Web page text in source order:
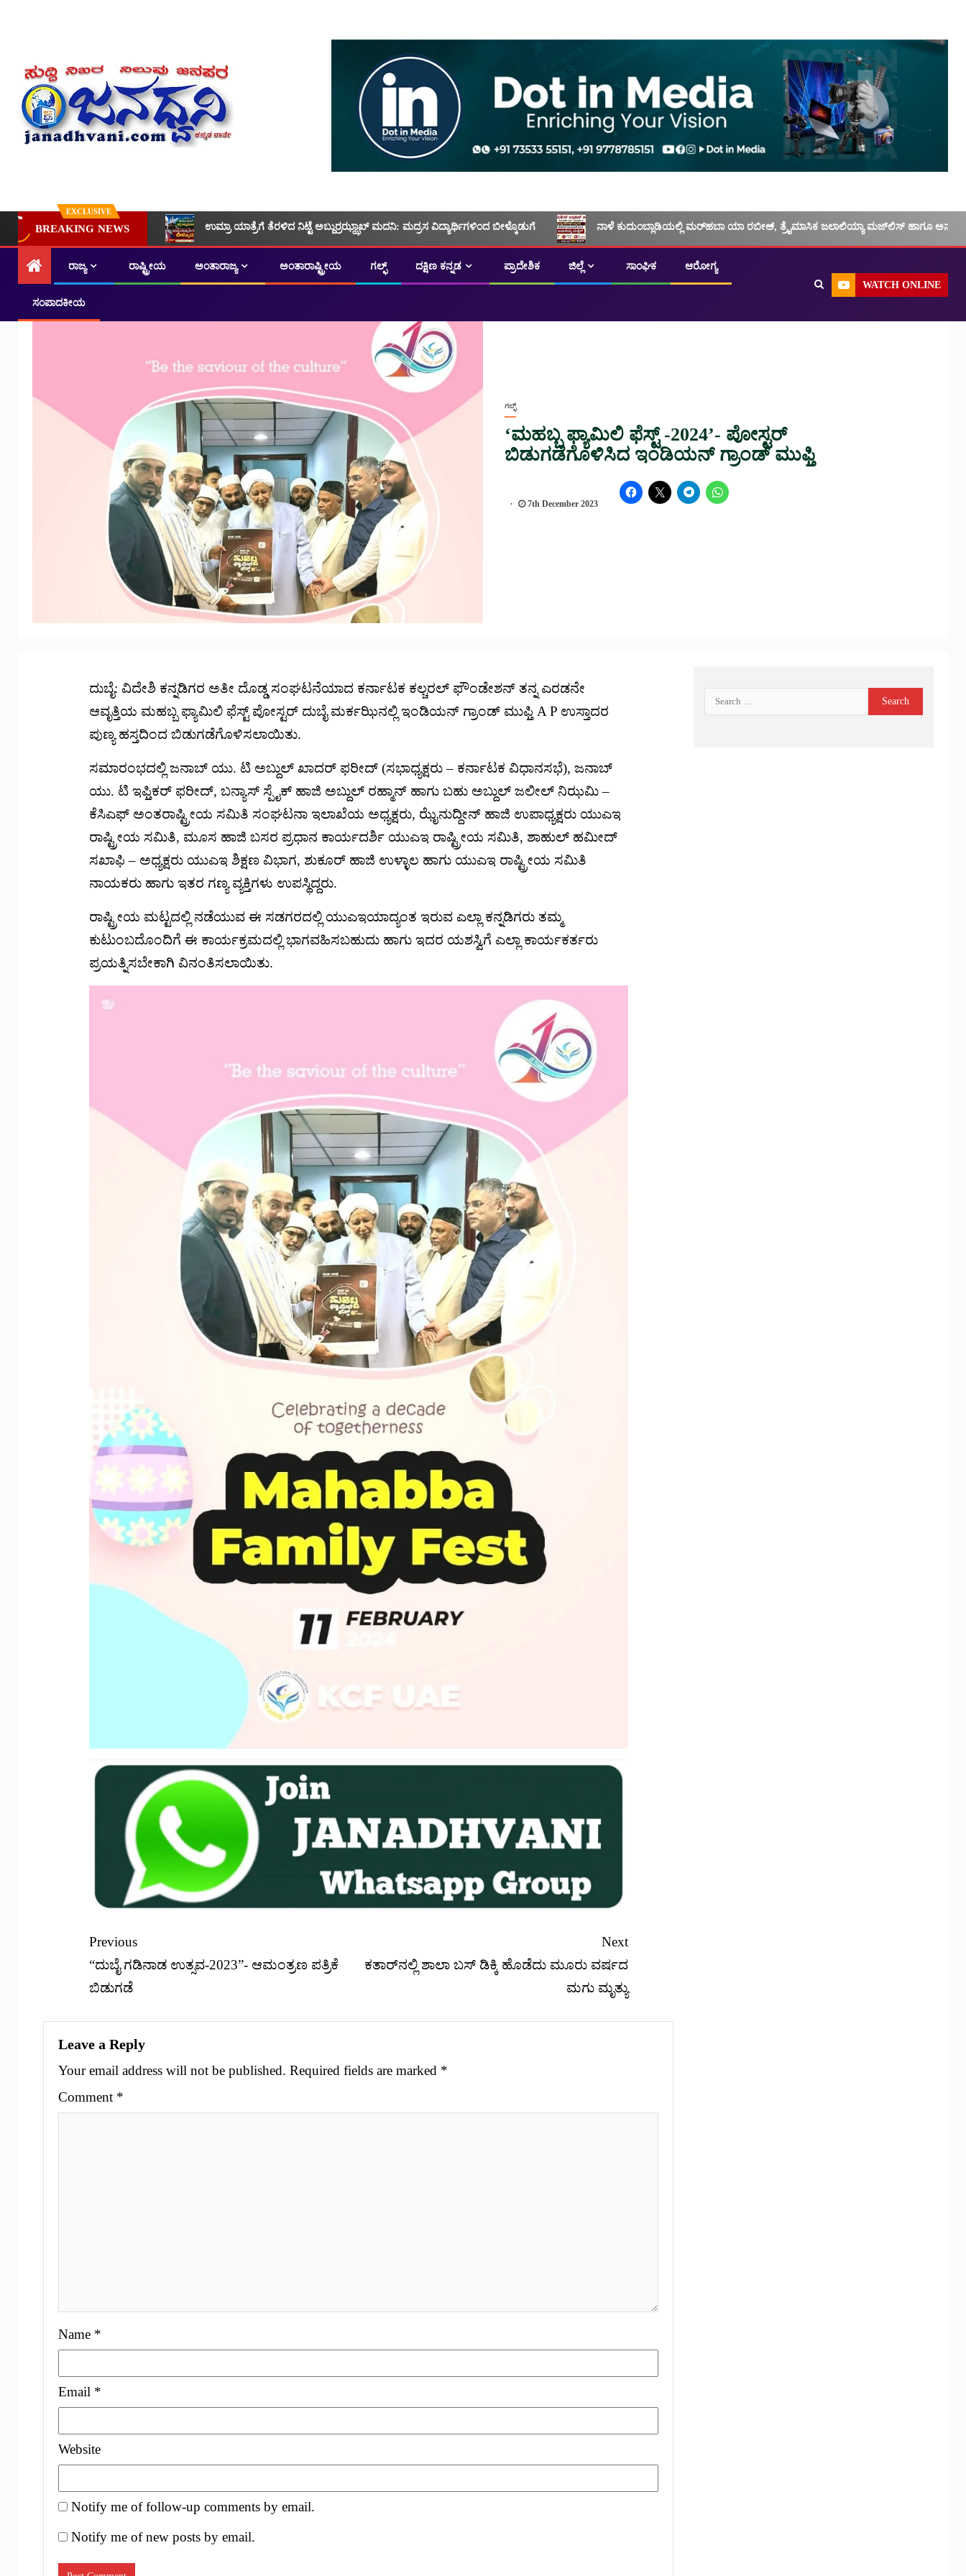
EXCLUSIVE
BREAKING NEWS ಉಮ್ರಾ ಯಾತ್ರೆಗೆ ತೆರಳಿದ ನಿಟ್ಟೆ ಅಬ್ದುರ್ರಝ್ಝಾಖ್ ಮದನಿ: ಮದ್ರಸ ವಿದ್ಯಾರ್ಥಿಗಳಿಂದ ಬೀಳ್ಕೊಡುಗೆ ನಾಳೆ ಕುದುಂಬ್ಲಾಡಿಯಲ್ಲಿ ಮರ್‌‌ಹಬಾ ಯಾ ರಬೀಅ್, ತ್ರೈಮಾಸಿಕ ಜಲಾಲಿಯ್ಯಾ ಮಜ್‌‌ಲಿಸ್‌‌ ಹಾಗೂ
ರಾಜ್ಯ ರಾಷ್ಟ್ರೀಯ ಅಂತಾರಾಜ್ಯ ಅಂತಾರಾಷ್ಟ್ರೀಯ ಗಲ್ಫ್ ದಕ್ಷಿಣ ಕನ್ನಡ ಪ್ರಾದೇಶಿಕ ಜಿಲ್ಲೆ ಸಾಂಘಿಕ ಆರೋಗ್ಯ
ಸಂಪಾದಕೀಯ
WATCH ONLINE
ಗಲ್ಫ್
‘ಮಹಬ್ಬ ಫ್ಯಾಮಿಲಿ ಫೆಸ್ಟ್ -2024’- ಪೋಸ್ಟರ್
ಬಿಡುಗಡೆಗೊಳಿಸಿದ ಇಂಡಿಯನ್ ಗ್ರಾಂಡ್ ಮುಫ್ತಿ
7th December 2023
ದುಬೈ: ವಿದೇಶಿ ಕನ್ನಡಿಗರ ಅತೀ ದೊಡ್ಡ ಸಂಘಟನೆಯಾದ ಕರ್ನಾಟಕ ಕಲ್ಚರಲ್ ಫೌಂಡೇಶನ್ ತನ್ನ ಎರಡನೇ
ಆವೃತ್ತಿಯ ಮಹಬ್ಬ ಫ್ಯಾಮಿಲಿ ಫೆಸ್ಟ್ ಪೋಸ್ಟರ್ ದುಬೈ ಮರ್ಕಝಿನಲ್ಲಿ ಇಂಡಿಯನ್ ಗ್ರಾಂಡ್ ಮುಫ್ತಿ A P ಉಸ್ತಾದರ
ಪುಣ್ಯ ಹಸ್ತದಿಂದ ಬಿಡುಗಡೆಗೊಳಿಸಲಾಯಿತು.
ಸಮಾರಂಭದಲ್ಲಿ ಜನಾಬ್ ಯು. ಟಿ ಅಬ್ದುಲ್ ಖಾದರ್ ಫರೀದ್ (ಸಭಾಧ್ಯಕ್ಷರು – ಕರ್ನಾಟಕ ವಿಧಾನಸಭೆ), ಜನಾಬ್
ಯು. ಟಿ ಇಫ್ತಿಕರ್ ಫರೀದ್, ಬನ್ಯಾಸ್ ಸ್ಪೈಕ್ ಹಾಜಿ ಅಬ್ದುಲ್ ರಹ್ಮಾನ್ ಹಾಗು ಬಹು ಅಬ್ದುಲ್ ಜಲೀಲ್ ನಿಝಮಿ –
ಕೆಸಿಎಫ್ ಅಂತರಾಷ್ಟ್ರೀಯ ಸಮಿತಿ ಸಂಘಟನಾ ಇಲಾಖೆಯ ಅಧ್ಯಕ್ಷರು, ಝೈನುದ್ದೀನ್ ಹಾಜಿ ಉಪಾಧ್ಯಕ್ಷರು ಯುಎಇ
ರಾಷ್ಟ್ರೀಯ ಸಮಿತಿ, ಮೂಸ ಹಾಜಿ ಬಸರ ಪ್ರಧಾನ ಕಾರ್ಯದರ್ಶಿ ಯುಎಇ ರಾಷ್ಟ್ರೀಯ ಸಮಿತಿ, ಶಾಹುಲ್ ಹಮೀದ್
ಸಖಾಫಿ – ಅಧ್ಯಕ್ಷರು ಯುಎಇ ಶಿಕ್ಷಣ ವಿಭಾಗ, ಶುಕೂರ್ ಹಾಜಿ ಉಳ್ಳಾಲ ಹಾಗು ಯುಎಇ ರಾಷ್ಟ್ರೀಯ ಸಮಿತಿ
ನಾಯಕರು ಹಾಗು ಇತರ ಗಣ್ಯ ವ್ಯಕ್ತಿಗಳು ಉಪಸ್ಥಿದ್ದರು.
ರಾಷ್ಟ್ರೀಯ ಮಟ್ಟದಲ್ಲಿ ನಡೆಯುವ ಈ ಸಡಗರದಲ್ಲಿ ಯುಎಇಯಾದ್ಯಂತ ಇರುವ ಎಲ್ಲಾ ಕನ್ನಡಿಗರು ತಮ್ಮ
ಕುಟುಂಬದೊಂದಿಗೆ ಈ ಕಾರ್ಯಕ್ರಮದಲ್ಲಿ ಭಾಗವಹಿಸಬಹುದು ಹಾಗು ಇದರ ಯಶಸ್ವಿಗೆ ಎಲ್ಲಾ ಕಾರ್ಯಕರ್ತರು
ಪ್ರಯತ್ನಿಸಬೇಕಾಗಿ ವಿನಂತಿಸಲಾಯಿತು.
Previous
“ದುಬೈ ಗಡಿನಾಡ ಉತ್ಸವ-2023”- ಆಮಂತ್ರಣ ಪತ್ರಿಕೆ
ಬಿಡುಗಡೆ
Next
ಕತಾರ್‌ನಲ್ಲಿ ಶಾಲಾ ಬಸ್ ಡಿಕ್ಕಿ ಹೊಡೆದು ಮೂರು ವರ್ಷದ
ಮಗು ಮೃತ್ಯು
Leave a Reply
Your email address will not be published. Required fields are marked *
Comment *
Name *
Email *
Website
Notify me of follow-up comments by email.
Notify me of new posts by email.